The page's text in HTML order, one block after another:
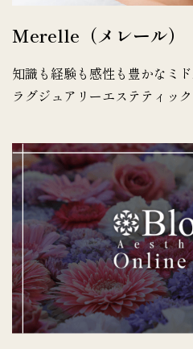
Merelle（メレール）
知識も経験も感性も豊かなミ
ラグジュアリーエステティック